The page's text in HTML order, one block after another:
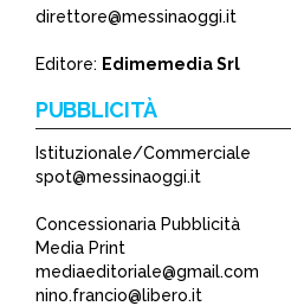
*
direttore@messinaoggi.it
Editore: Edimemedia Srl
PUBBLICITÀ
Istituzionale/Commerciale
spot@messinaoggi.it
Concessionaria Pubblicità
Media Print
mediaeditoriale@gmail.com
nino.francio@libero.it